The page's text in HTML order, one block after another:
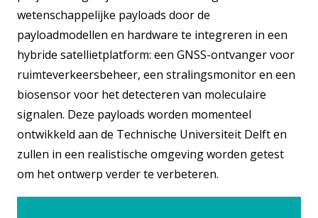
wetenschappelijke payloads door de
payloadmodellen en hardware te integreren in een
hybride satellietplatform: een GNSS-ontvanger voor
ruimteverkeersbeheer, een stralingsmonitor en een
biosensor voor het detecteren van moleculaire
signalen. Deze payloads worden momenteel
ontwikkeld aan de Technische Universiteit Delft en
zullen in een realistische omgeving worden getest
om het ontwerp verder te verbeteren.